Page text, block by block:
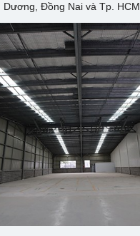
Đồng Nai và Tp. HCM.